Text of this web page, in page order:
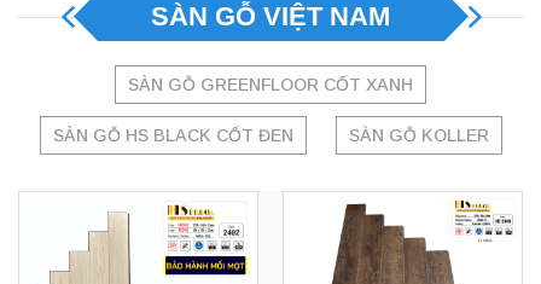
SÀN GỖ VIỆT NAM
SÀN GỖ GREENFLOOR CỐT XANH
SÀN GỖ HS BLACK CỐT ĐEN SÀN GỖ KOLLER